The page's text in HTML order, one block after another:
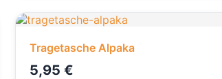
Tragetasche Alpaka
5,95 €